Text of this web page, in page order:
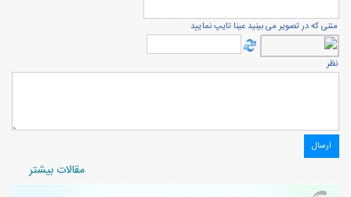
متنی که در تصویر می بینید عینا تایپ نمایید
نظر
مقالات بیشتر